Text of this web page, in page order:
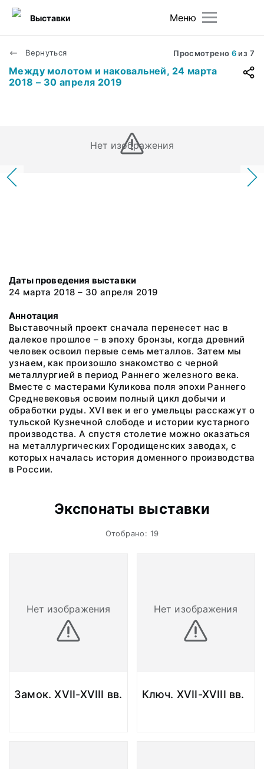
Меню
Выставки
Вернуться Просмотрено 6из 7
Между молотом и наковальней, 24 марта
2018 – 30 апреля 2019
Нет изображения
Даты проведения выставки
24 марта 2018 – 30 апреля 2019
Аннотация
Выставочный проект сначала перенесет нас в
далекое прошлое – в эпоху бронзы, когда древний
человек освоил первые семь металлов. Затем мы
узнаем, как произошло знакомство с черной
металлургией в период Раннего железного века.
Вместе с мастерами Куликова поля эпохи Раннего
Средневековья освоим полный цикл добычи и
обработки руды. XVI век и его умельцы расскажут о
тульской Кузнечной слободе и истории кустарного
производства. А спустя столетие можно оказаться
на металлургических Городищенских заводах, с
которых началась история доменного производства
в России.
Экспонаты выставки
Отобрано: 19
Нет изображения
Замок. XVII-XVIII вв.
Нет изображения
Ключ. XVII-XVIII вв.